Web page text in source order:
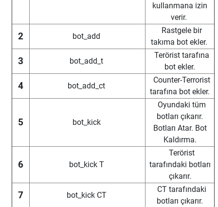
kullanmana izin
verir.
2 bot_add
Rastgele bir
takıma bot ekler.
3 bot_add_t
Terörist tarafına
bot ekler.
4 bot_add_ct
Counter-Terrorist
tarafına bot ekler.
5 bot_kick
Oyundaki tüm
botları çıkarır.
Botları Atar. Bot
Kaldırma.
6 bot_kick T
Terörist
tarafındaki botları
çıkarır.
7 bot_kick CT
CT tarafındaki
botları çıkarır.